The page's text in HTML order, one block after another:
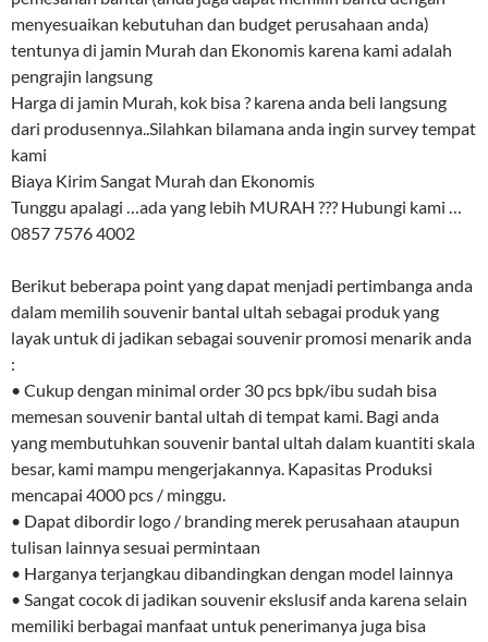
menyesuaikan kebutuhan dan budget perusahaan anda)
tentunya di jamin Murah dan Ekonomis karena kami adalah
pengrajin langsung
Harga di jamin Murah, kok bisa ? karena anda beli langsung
dari produsennya..Silahkan bilamana anda ingin survey tempat
kami
Biaya Kirim Sangat Murah dan Ekonomis
Tunggu apalagi …ada yang lebih MURAH ??? Hubungi kami …
0857 7576 4002
Berikut beberapa point yang dapat menjadi pertimbanga anda
dalam memilih souvenir bantal ultah sebagai produk yang
layak untuk di jadikan sebagai souvenir promosi menarik anda
:
• Cukup dengan minimal order 30 pcs bpk/ibu sudah bisa
memesan souvenir bantal ultah di tempat kami. Bagi anda
yang membutuhkan souvenir bantal ultah dalam kuantiti skala
besar, kami mampu mengerjakannya. Kapasitas Produksi
mencapai 4000 pcs / minggu.
• Dapat dibordir logo / branding merek perusahaan ataupun
tulisan lainnya sesuai permintaan
• Harganya terjangkau dibandingkan dengan model lainnya
• Sangat cocok di jadikan souvenir ekslusif anda karena selain
memiliki berbagai manfaat untuk penerimanya juga bisa